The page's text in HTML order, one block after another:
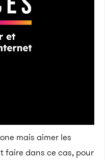
mais aimer les
faire dans ce cas, pour